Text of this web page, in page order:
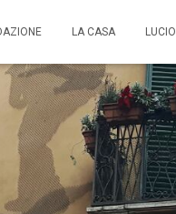
LA CASA LUCIO